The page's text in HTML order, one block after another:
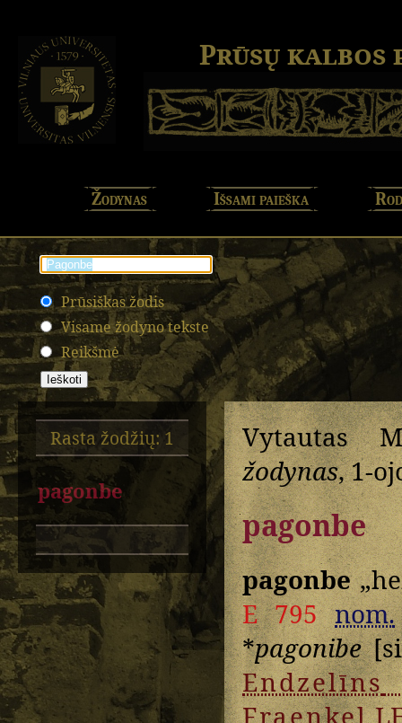
Prūsų kalbos
Žodynas Išsami paieška
Prūsiškas žodis
Visame žodyno tekste
Reikšmė
Rasta žodžių: 1
pagonbe
Vytautas
žodynas, 1-
pagonbe
pagonbe
E 795 nom.
*pagonibe
Endzelīns
Fraenkel